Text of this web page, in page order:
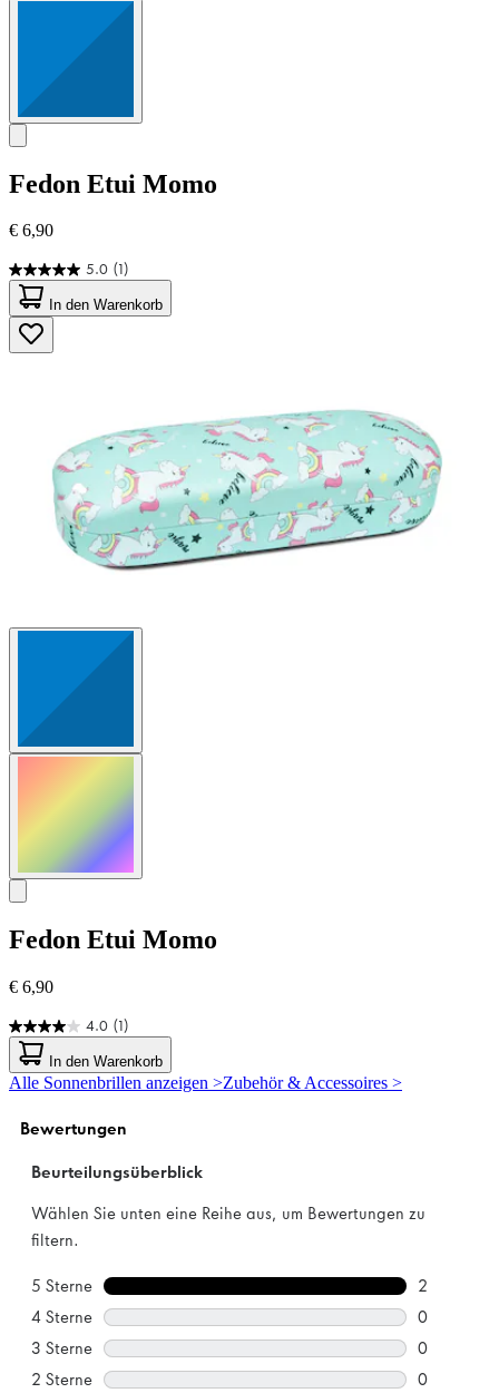
Fedon Etui Momo
€ 6,90
5.0 (1)
5.0
von
5
Sternen.
1
In den Warenkorb
Fedon Etui Momo
€ 6,90
4.0 (1)
4.0
von
5
Sternen.
Bewertung
In den Warenkorb
Alle Sonnenbrillen anzeigen >Zubehör & Accessoires >